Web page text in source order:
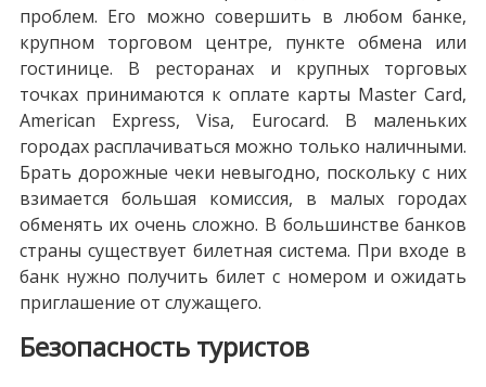
проблем. Его можно совершить в любом банке,
крупном торговом центре, пункте обмена или
гостинице. В ресторанах и крупных торговых
точках принимаются к оплате карты Master Card,
American Express, Visa, Eurocard. В маленьких
городах расплачиваться можно только наличными.
Брать дорожные чеки невыгодно, поскольку с них
взимается большая комиссия, в малых городах
обменять их очень сложно. В большинстве банков
страны существует билетная система. При входе в
банк нужно получить билет с номером и ожидать
приглашение от служащего.
Безопасность туристов